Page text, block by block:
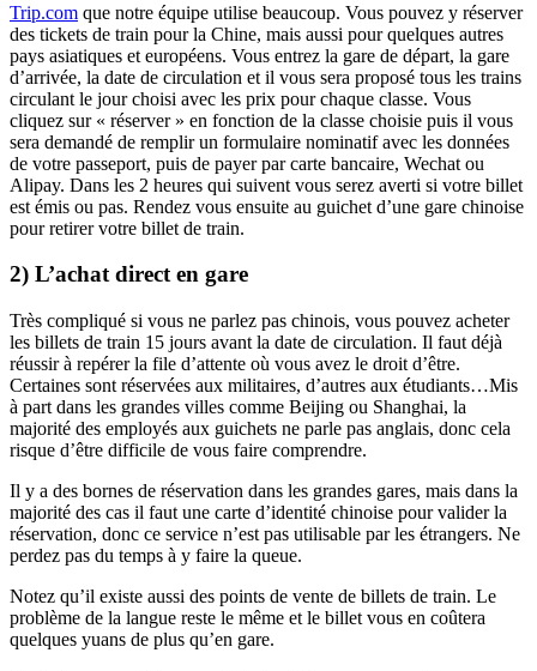
Trip.com que notre équipe utilise beaucoup. Vous pouvez y réserver
des tickets de train pour la Chine, mais aussi pour quelques autres
pays asiatiques et européens. Vous entrez la gare de départ, la gare
d’arrivée, la date de circulation et il vous sera proposé tous les trains
circulant le jour choisi avec les prix pour chaque classe. Vous
cliquez sur « réserver » en fonction de la classe choisie puis il vous
sera demandé de remplir un formulaire nominatif avec les données
de votre passeport, puis de payer par carte bancaire, Wechat ou
Alipay. Dans les 2 heures qui suivent vous serez averti si votre billet
est émis ou pas. Rendez vous ensuite au guichet d’une gare chinoise
pour retirer votre billet de train.
2) L’achat direct en gare
Très compliqué si vous ne parlez pas chinois, vous pouvez acheter
les billets de train 15 jours avant la date de circulation. Il faut déjà
réussir à repérer la file d’attente où vous avez le droit d’être.
Certaines sont réservées aux militaires, d’autres aux étudiants…Mis
à part dans les grandes villes comme Beijing ou Shanghai, la
majorité des employés aux guichets ne parle pas anglais, donc cela
risque d’être difficile de vous faire comprendre.
Il y a des bornes de réservation dans les grandes gares, mais dans la
majorité des cas il faut une carte d’identité chinoise pour valider la
réservation, donc ce service n’est pas utilisable par les étrangers. Ne
perdez pas du temps à y faire la queue.
Notez qu’il existe aussi des points de vente de billets de train. Le
problème de la langue reste le même et le billet vous en coûtera
quelques yuans de plus qu’en gare.